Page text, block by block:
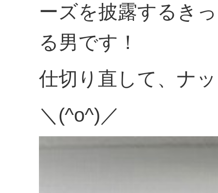
ーズを披露するき
る男です！
仕切り直して、ナ
＼(^o^)／